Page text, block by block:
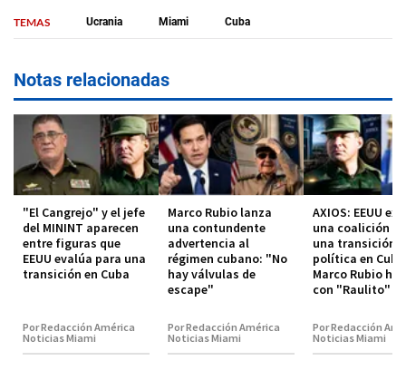
TEMAS Ucrania Miami Cuba
Notas relacionadas
"El Cangrejo" y el jefe
del MININT aparecen
entre figuras que
EEUU evalúa para una
transición en Cuba
Por Redacción América
Noticias Miami
Marco Rubio lanza
una contundente
advertencia al
régimen cubano: "No
hay válvulas de
escape"
Por Redacción América
Noticias Miami
AXIOS: EEUU
una coalición
una transición
política en
Marco Rubio
con "Raulito"
Por Redacción
Noticias Miami